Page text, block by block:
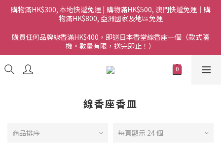
購物滿HK$300, 本地快遞免運 | 購物滿HK$500, 澳門快遞免運｜購
物滿HK$800, 亞洲國家及地區免運
購買任何品牌線香滿HK$400，即送日本香堂線香座一個（款式隨
機。數量有限，送完即止！）
線香座香皿
商品排序 每頁顯示 24 個